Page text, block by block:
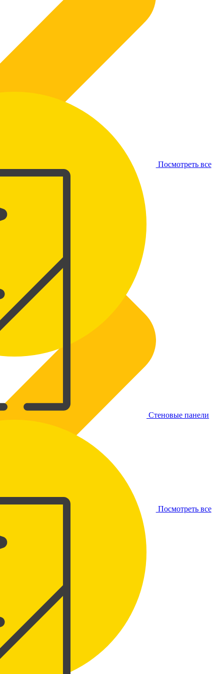
Посмотреть все
Посмотреть все
Стеновые панели